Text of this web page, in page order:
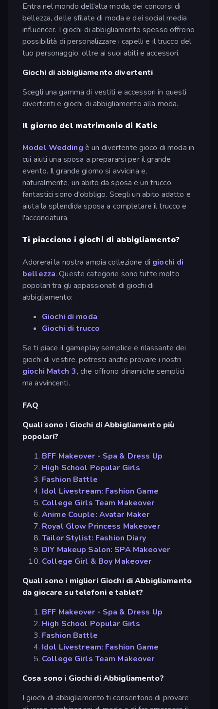
Entra nel mondo dell'alta moda, dei concorsi di
bellezza, delle sfilate di moda e dei social media
influencer. I giochi di abbigliamento spesso offrono
possibilità di personalizzare i capelli e il trucco del
tuo personaggio, oltre ai suoi abiti e accessori.
Giochi di abbigliamento divertenti
Scegli una gamma di vestiti e accessori in questi
divertenti e giochi di abbigliamento alla moda.
Il giorno del matrimonio di Katie
Model Wedding è un divertente gioco di moda in
cui aiuti una sposa a prepararsi per il grande
evento. Il grande giorno si avvicina e,
naturalmente, un abito da sposa e un trucco
fantastici sono d'obbligo. Scegli un abito adatto e
aiuta la splendida sposa a completare il trucco e
l'acconciatura.
Ti piacciono i giochi di abbigliamento?
Adorerai la nostra ampia collezione di giochi di
bellezza. Queste categorie sono tutte molto
popolari tra gli appassionati di giochi di
abbigliamento:
Giochi di moda
Giochi di trucco
Se ti piace il gameplay semplice e rilassante dei
giochi di vestire, potresti anche provare i nostri
giochi Match 3, che offrono dinamiche semplici
ma avvincenti.
FAQ
Quali sono i Giochi di Abbigliamento più
popolari?
BFF Makeover - Spa & Dress Up
High School Popular Girls
Fashion Battle
Idol Livestream: Fashion Game
College Girls Team Makeover
Anime Couple: Avatar Maker
Royal Glow Princess Makeover
Tailor Stylist: Fashion Diary
DIY Makeup Salon: SPA Makeover
College Girl & Boy Makeover
Quali sono i migliori Giochi di Abbigliamento
da giocare su telefoni e tablet?
BFF Makeover - Spa & Dress Up
High School Popular Girls
Fashion Battle
Idol Livestream: Fashion Game
College Girls Team Makeover
Cosa sono i Giochi di Abbigliamento?
I giochi di abbigliamento ti consentono di provare